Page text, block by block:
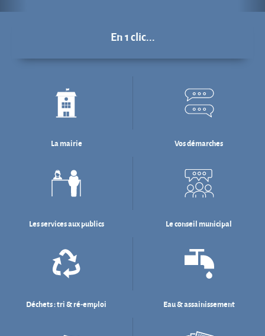
La mairie Vos démarches
Les services aux publics Le conseil municipal
Déchets : tri & ré-emploi Eau & assainissement
l'Echo de Montagne Compte-rendus